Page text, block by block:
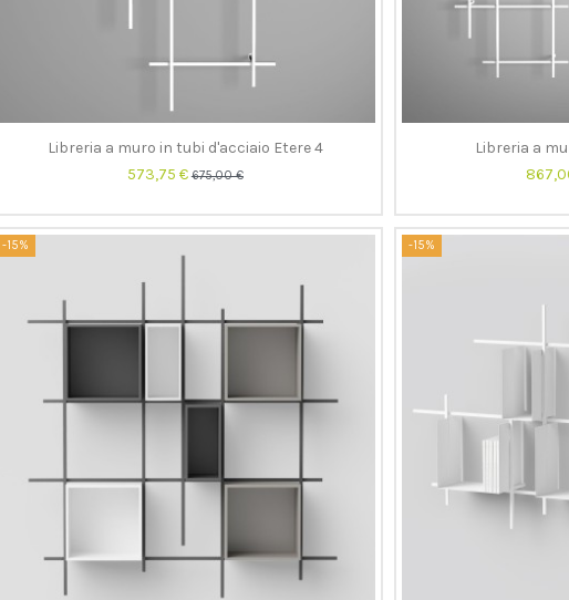
Libreria a muro in tubi d'acciaio Etere 4
573,75 €675,00 €
Libreria a
-15% -15%